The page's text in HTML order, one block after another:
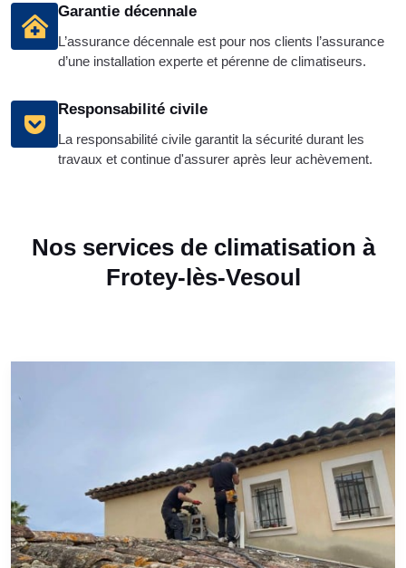
Garantie décennale
L’assurance décennale est pour nos clients l’assurance
d’une installation experte et pérenne de climatiseurs.
Responsabilité civile
La responsabilité civile garantit la sécurité durant les
travaux et continue d'assurer après leur achèvement.
Nos services de climatisation à
Frotey-lès-Vesoul